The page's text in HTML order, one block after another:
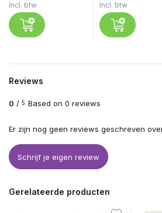
Incl. btw Incl. btw
Reviews
0 / 5 Based on 0 reviews
Er zijn nog geen reviews geschreven
Schrijf je eigen review
Gerelateerde producten